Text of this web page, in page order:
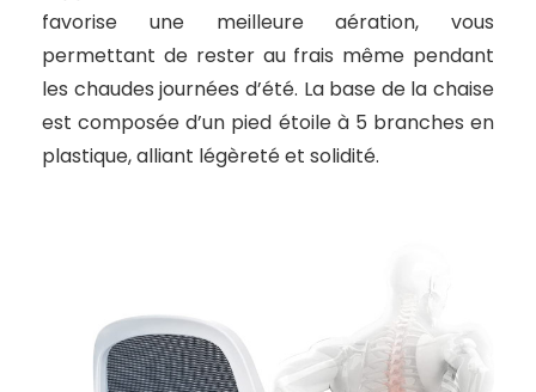
favorise une meilleure aération, vous
permettant de rester au frais même pendant
les chaudes journées d’été. La base de la chaise
est composée d’un pied étoile à 5 branches en
plastique, alliant légèreté et solidité.